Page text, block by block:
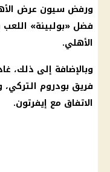
ورفض سيون عرض
فضل «بولبينة»
الأهلي.
وبالإضافة إلى ذلك،
فريق بودروم التركي،
الاتفاق مع إيفرتون.